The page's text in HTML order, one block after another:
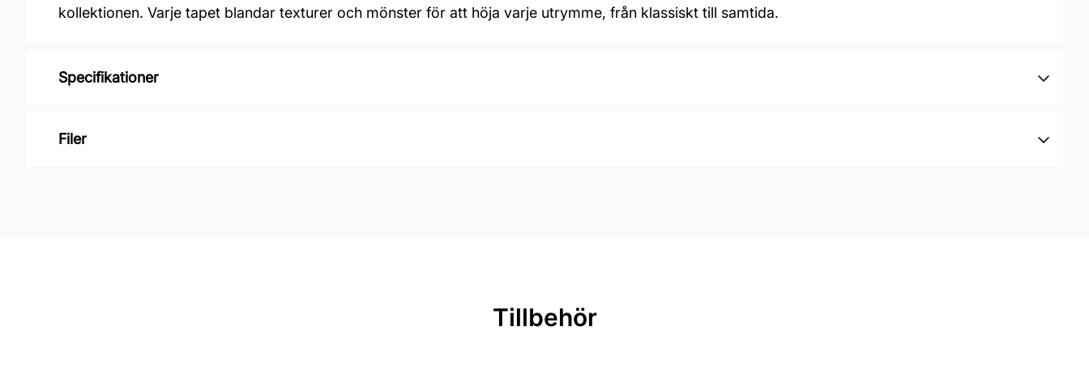
kollektionen. Varje tapet blandar texturer och mönster för att höja varje utrymme, från klassiskt till samtida.
Specifikationer
Varumärke: Midbec Tapeter
Filer
Tillbehör